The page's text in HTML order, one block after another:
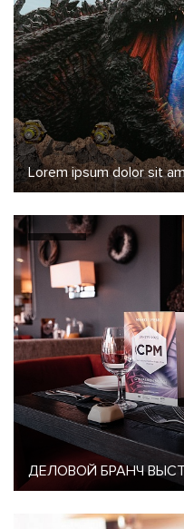
Lorem ipsum dolor sit
ДЕЛОВОЙ БРАНЧ